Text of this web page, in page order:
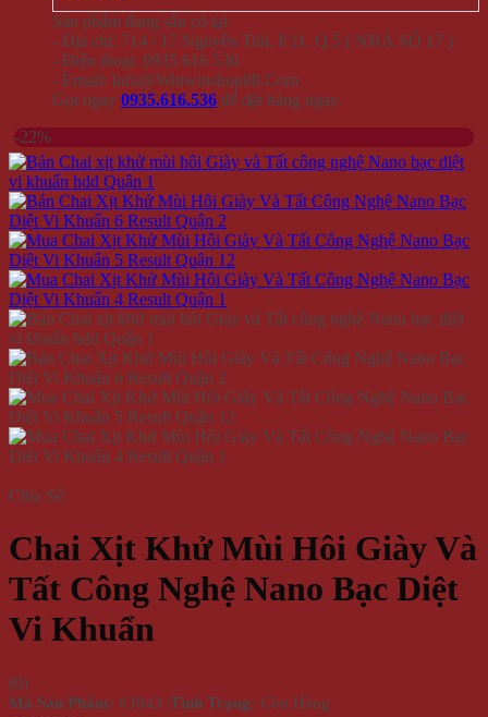
Sản phẩm đang sẵn có tại
- Địa chỉ: 714 / 17 Nguyễn Trãi, P.11, Q.5 ( NHÀ SỐ 17 )
- Điện thoại: 0935 616 536
- Email: Info@Winwinshop88.Com
Gọi ngay 0935.616.536 để đặt hàng ngay.
-22%
Chia Sẻ:
Chai Xịt Khử Mùi Hôi Giày Và
Tất Công Nghệ Nano Bạc Diệt
Vi Khuẩn
(0)
Mã Sản Phẩm: 63043 |Tình Trạng: Còn Hàng